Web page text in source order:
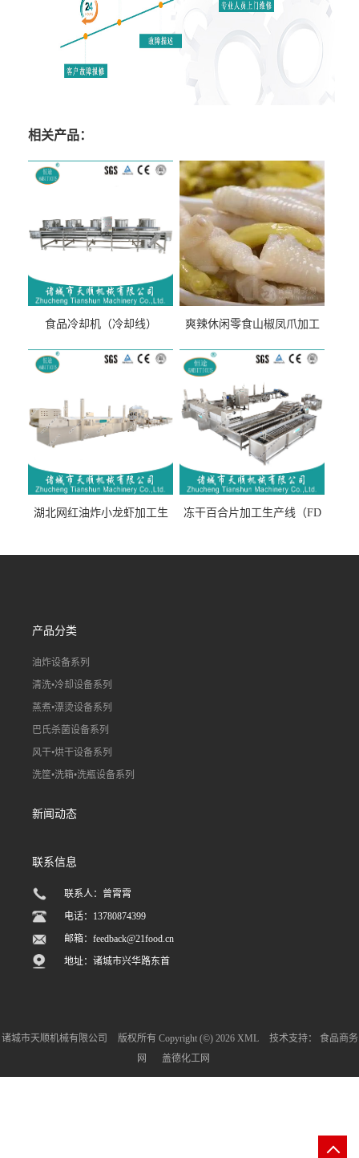
相关产品：
食品冷却机（冷却线）
爽辣休闲零食山椒凤爪加工
流水线）
湖北网红油炸小龙虾加工生
线）
冻干百合片加工生产线（FD
线）
产品分类
油炸设备系列
清洗•冷却设备系列
蒸煮•漂烫设备系列
巴氏杀菌设备系列
风干•烘干设备系列
洗筐•洗箱•洗瓶设备系列
新闻动态
联系信息
联系人：曾霄霄
电话：13780874399
邮箱：feedback@21food.cn
地址：诸城市兴华路东首
诸城市天顺机械有限公司 版权所有 Copyright (©) 2026 XML 技术支持： 食品商务
网
盖德化工网